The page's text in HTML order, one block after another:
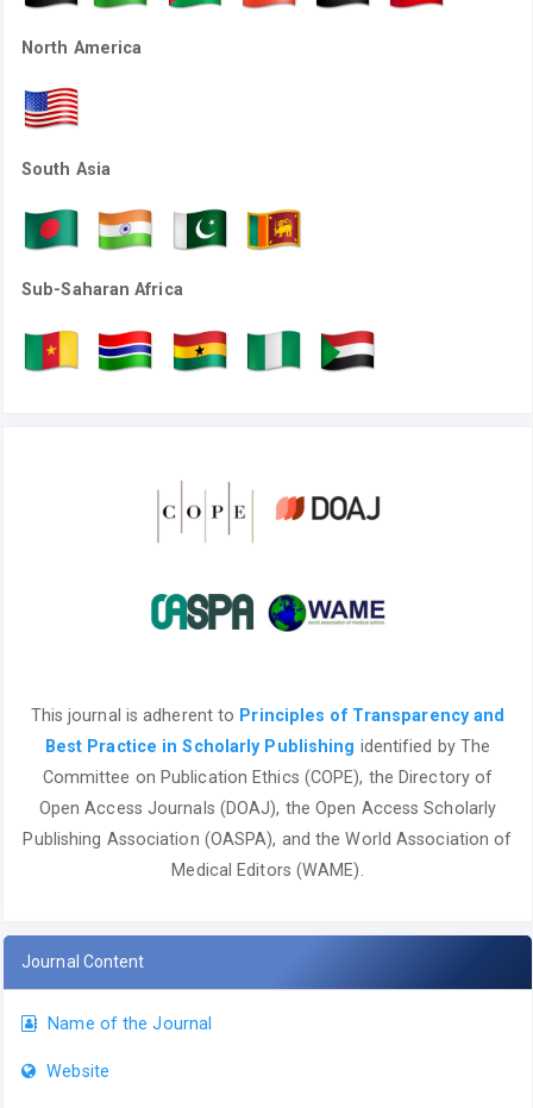
North America
South Asia
Sub-Saharan Africa
This journal is adherent to Principles of Transparency and
Best Practice in Scholarly Publishing identified by The
Committee on Publication Ethics (COPE), the Directory of
Open Access Journals (DOAJ), the Open Access Scholarly
Publishing Association (OASPA), and the World Association of
Medical Editors (WAME).
Journal Content
Name of the Journal
Website